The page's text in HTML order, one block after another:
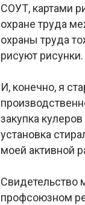
СОУТ, картами
охране труда
охраны труда
рисуют рисунки.
И, конечно, я
закупка
установка
моей активной
Свидетельство
профсоюзном